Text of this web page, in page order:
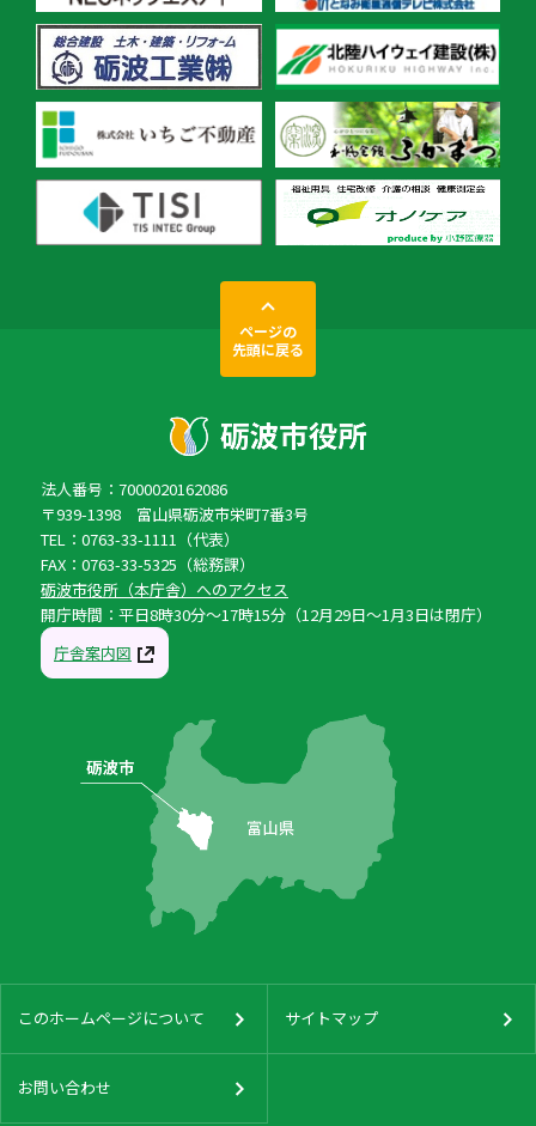
ページの
先頭に戻る
法人番号：7000020162086
〒939-1398 富山県砺波市栄町7番3号
TEL：0763-33-1111（代表）
FAX：0763-33-5325（総務課）
砺波市役所（本庁舎）へのアクセス
開庁時間：平日8時30分〜17時15分（12月29日〜1月3日は閉庁）
庁舎案内図
このホームページについて サイトマップ
お問い合わせ